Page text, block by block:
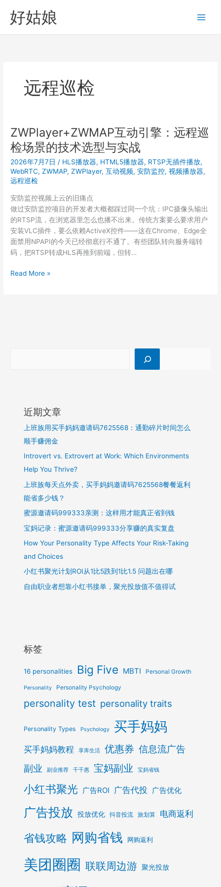
好姑娘
远程巡检
ZWPlayer+ZWMAP互动引擎：远程巡
检场景的技术选型与实战
2026年7月7日 / HLS播放器, HTML5播放器, RTSP无插件播放,
WebRTC,ZWMAP,ZWPlayer,互动视频,安防监控,视频播放器,
远程巡检
安防监控视频上云的旧痛点
做过安防监控项目的开发者大概都踩过同一个坑：IPC摄像头输出
的RTSP流，在浏览器里怎么也播不出来。传统方案要么要求用户
安装VLC插件，要么依赖ActiveX控件——这在Chrome、Edge全
面禁用NPAPI的今天已经彻底行不通了。有些团队转向服务端转
码，把RTSP转成HLS再推到前端，但转…
ZWPlayer+ZWMAP
Read More »
近期文章
上班族用买手妈妈邀请码7625568：通勤碎片时间怎么
顺手赚佣金
Introvert vs. Extrovert at Work: Which Environments
Help You Thrive?
上班族每天点外卖，买手妈妈邀请码7625568餐餐返利
能省多少钱？
蜜源邀请码999333亲测：这样用才能真正省到钱
宝妈记录：蜜源邀请码999333分享赚的真实复盘
How Your Personality Type Affects Your Risk-Taking
and Choices
小红书聚光计划ROI从1比5跌到1比1.5 问题出在哪
自由职业者想靠小红书接单，聚光投放值不值得试
标签
16 personalities Big Five MBTI Personal Growth
Personality Personality Psychology
personality test personality traits
Personality Types Psychology 买手妈妈
买手妈妈教程 享库生活 优惠券 信息流广告
副业
副业推荐 千千惠 宝妈副业 宝妈省钱
小红书聚光 广告ROI 广告代投 广告优化
广告投放 投放优化 抖音投流 旅划算 电商返利
省钱攻略 网购省钱 网购返利
美团圈圈 联联周边游 聚光投放